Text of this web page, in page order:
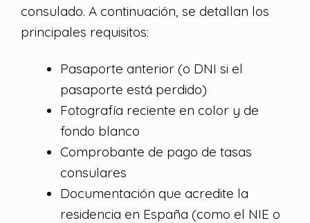
consulado. A continuación, se detallan los
principales requisitos:
Pasaporte anterior (o DNI si el
pasaporte está perdido)
Fotografía reciente en color y de
fondo blanco
Comprobante de pago de tasas
consulares
Documentación que acredite la
residencia en España (como el NIE o